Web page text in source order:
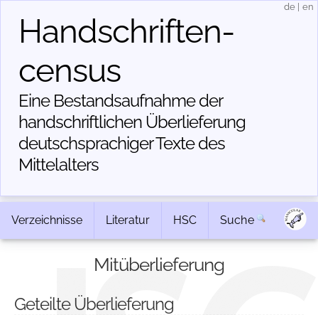
Handschriften­
census
Eine Bestandsaufnahme der
handschriftlichen Über­lieferung
deutschsprachiger Texte des
Mittelalters
de en
Verzeichnisse Literatur HSC Suche
Mitüberlieferung
Geteilte Überlieferung